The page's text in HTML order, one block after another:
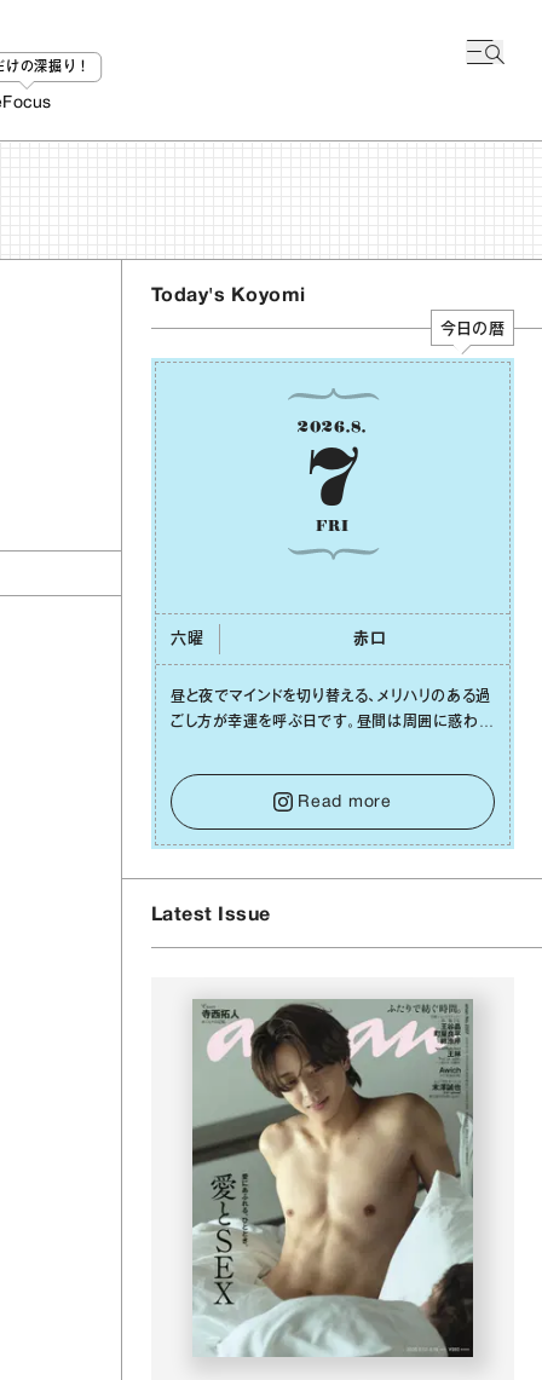
けの深掘り！
Focus
Today's Koyomi
今日の暦
2026.8.
7
FRI
六曜 ⾚⼝
昼と夜でマインドを切り替える、メリハリのある過
ごし⽅が幸運を呼ぶ⽇です。昼間は周囲に惑わさ
をキープして。そして夜は、疲れや寂しさから⽢
い⾔葉に流されないよう、⼼にしっかりブレーキ
をかけること。この意識の切り替えが、あなたに
確かな安⼼感をもたらすはずです。
Read more
Latest Issue